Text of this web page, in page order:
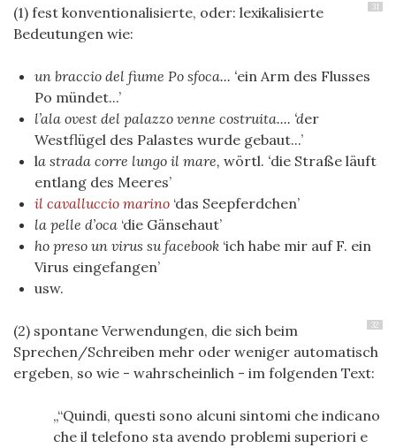
31
(1) fest konventionalisierte, oder: lexikalisierte
Bedeutungen wie:
un braccio del fiume Po sfoca... ‘ein Arm des Flusses
Po mündet...’
l’ala ovest del palazzo venne costruita.... ‘der
Westflügel des Palastes wurde gebaut...’
la strada corre lungo il mare, wörtl. ‘die Straße läuft
entlang des Meeres’
il cavalluccio marino ‘das Seepferdchen’
la pelle d’oca ‘die Gänsehaut’
ho preso un virus su facebook ‘ich habe mir auf F. ein
Virus eingefangen’
usw.
32
(2) spontane Verwendungen, die sich beim
Sprechen/Schreiben mehr oder weniger automatisch
ergeben, so wie - wahrscheinlich - im folgenden Text:
“Quindi, questi sono alcuni sintomi che indicano
che il telefono sta avendo problemi superiori e